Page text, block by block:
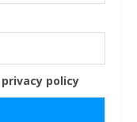
policy